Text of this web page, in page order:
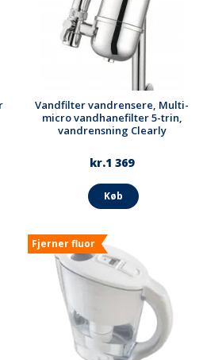
Vandfilter vandrensere, Multi-
micro vandhanefilter 5-trin,
vandrensning Clearly
kr.1 369
Køb
Fjerner fluor